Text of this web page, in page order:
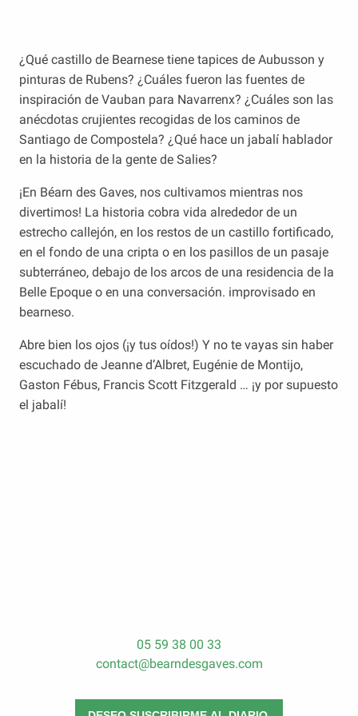
¿Qué castillo de Bearnese tiene tapices de Aubusson y
pinturas de Rubens? ¿Cuáles fueron las fuentes de
inspiración de Vauban para Navarrenx? ¿Cuáles son las
anécdotas crujientes recogidas de los caminos de
Santiago de Compostela? ¿Qué hace un jabalí hablador
en la historia de la gente de Salies?
¡En Béarn des Gaves, nos cultivamos mientras nos
divertimos! La historia cobra vida alrededor de un
estrecho callejón, en los restos de un castillo fortificado,
en el fondo de una cripta o en los pasillos de un pasaje
subterráneo, debajo de los arcos de una residencia de la
Belle Epoque o en una conversación. improvisado en
bearneso.
Abre bien los ojos (¡y tus oídos!) Y no te vayas sin haber
escuchado de Jeanne d’Albret, Eugénie de Montijo,
Gaston Fébus, Francis Scott Fitzgerald … ¡y por supuesto
el jabalí!
05 59 38 00 33
contact@bearndesgaves.com